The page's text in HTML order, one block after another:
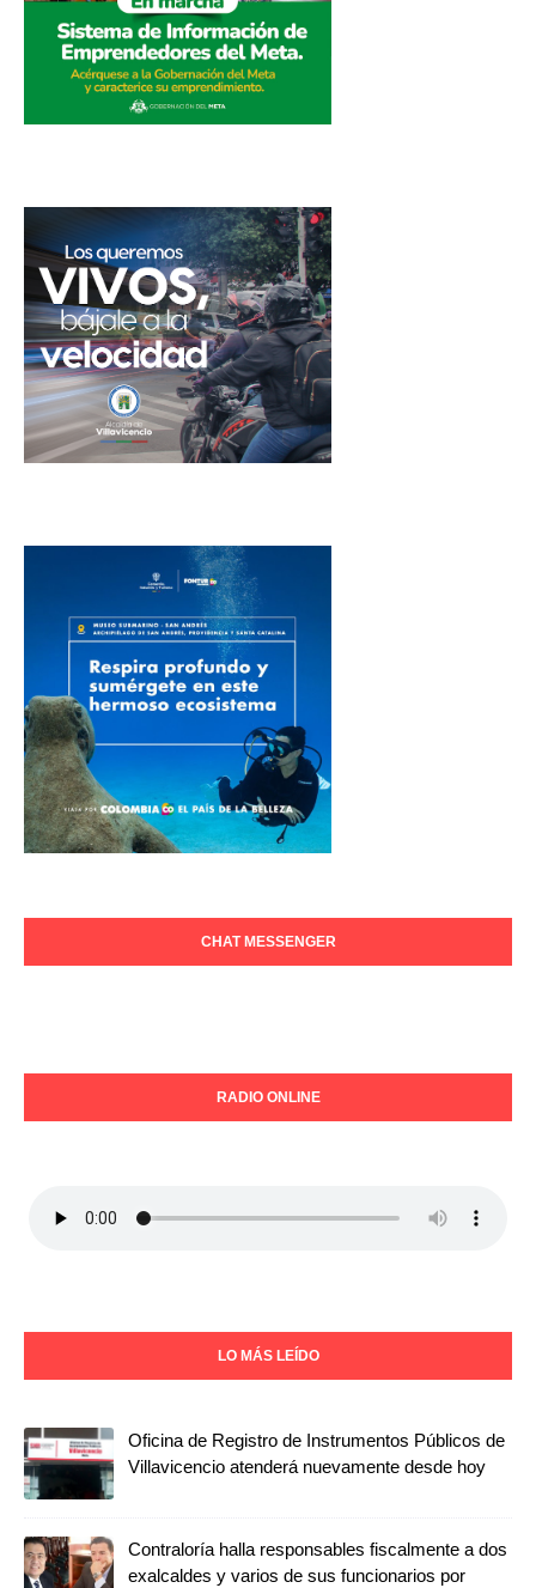
CHAT MESSENGER
RADIO ONLINE
LO MÁS LEÍDO
Oficina de Registro de Instrumentos Públicos de
Villavicencio atenderá nuevamente desde hoy
Contraloría halla responsables fiscalmente a dos
exalcaldes y varios de sus funcionarios por